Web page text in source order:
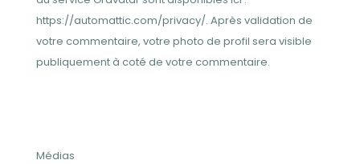
https://automattic.com/privacy/. Après validation de
votre commentaire, votre photo de profil sera visible
publiquement à coté de votre commentaire.
Médias